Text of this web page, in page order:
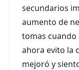
secundarios
aumento de
tomas cuando
ahora evito la
mejoró y